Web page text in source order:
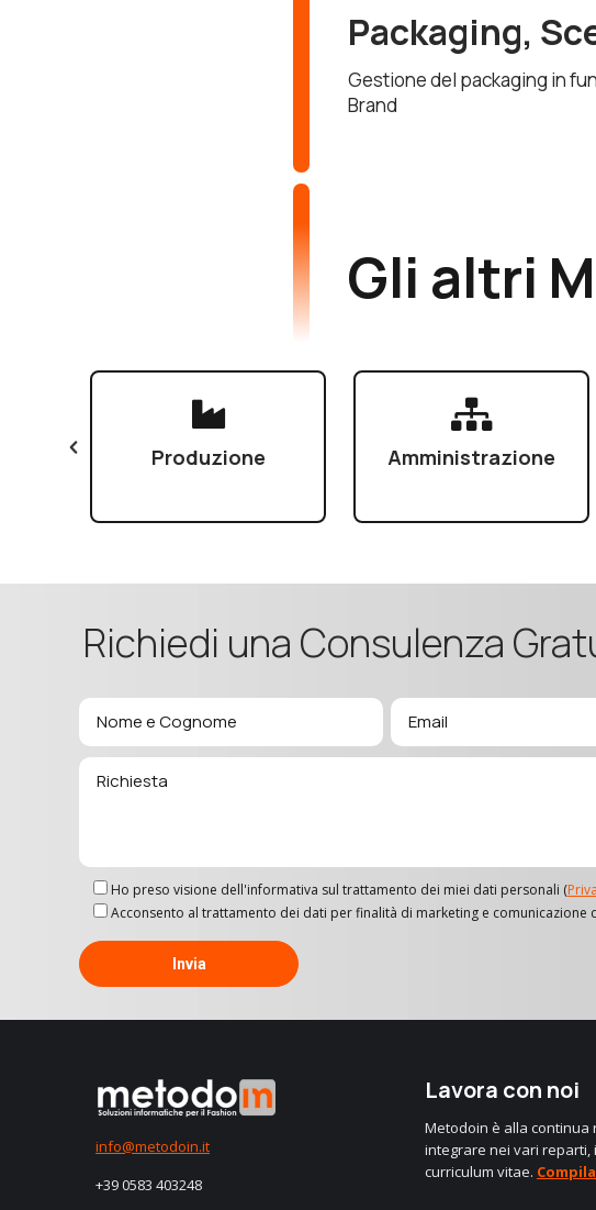
Packaging,
Gestione del packaging in
Brand
Gli altri
Produzione Amministrazione
Richiedi una Consulenza
Ho preso visione dell'informativa sul trattamento dei miei dati personali (
Acconsento al trattamento dei dati per finalità di marketing e comunicazione
info@metodoin.it
+39 0583 403248
Lavora con noi
Metodoin è alla continua
integrare nei vari reparti,
curriculum vitae.